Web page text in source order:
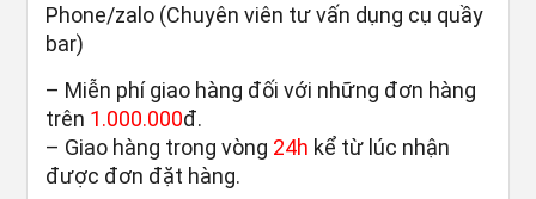
Phone/zalo (Chuyên viên tư vấn dụng cụ quầy
bar)
– Miễn phí giao hàng đối với những đơn hàng
trên 1.000.000đ.
– Giao hàng trong vòng 24h kể từ lúc nhận
được đơn đặt hàng.